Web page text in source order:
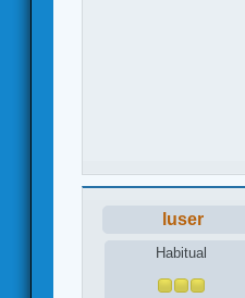
luser
Habitual